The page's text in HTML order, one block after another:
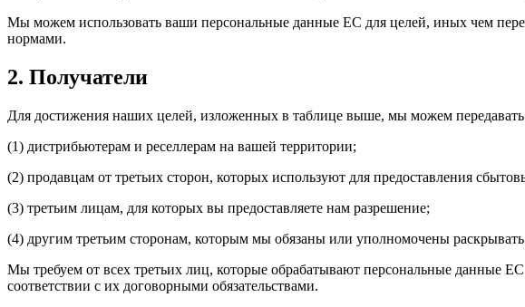
Мы можем использовать ваши персональные данные ЕС для целей, иных чем
нормами.
2. Получатели
Для достижения наших целей, изложенных в таблице выше, мы можем
(1) дистрибьютерам и реселлерам на вашей территории;
(2) продавцам от третьих сторон, которых используют для предоставления
(3) третьим лицам, для которых вы предоставляете нам разрешение;
(4) другим третьим сторонам, которым мы обязаны или уполномочены
Мы требуем от всех третьих лиц, которые обрабатывают персональные данные
соответствии с их договорными обязательствами.